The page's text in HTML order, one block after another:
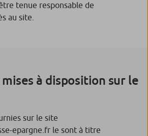
tenue responsable de
au site.
à disposition sur le
sur le site
epargne.fr le sont à titre